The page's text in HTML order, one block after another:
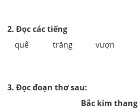
2. Đọc các tiếng
quê
trăng vượn
3. Đọc đoạn thơ sau:
Bắc kim thang